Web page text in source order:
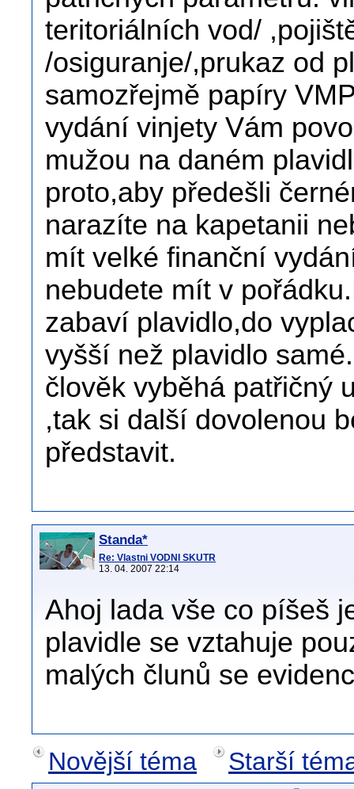
teritoriálních vod/
/osiguranje/,prukaz od
samozřejmě papíry
vydání vinjety Vám
mužou na daném
proto,aby předešli
narazíte na kapetanii
mít velké finanční
nebudete mít v
zabaví plavidlo,do
vyšší než plavidlo
člověk vyběhá patřičný
,tak si další dovolenou
představit.
Standa*
Re: Vlastni VODNI SKUTR
13. 04. 2007 22:14
Ahoj lada vše co píšeš
plavidle se vztahuje
malých člunů se
Novější téma
Starší